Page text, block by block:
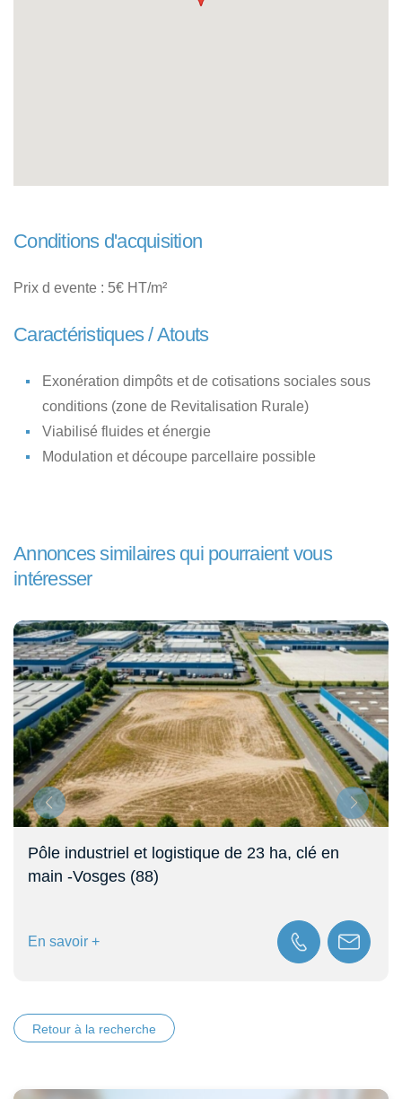
Conditions d'acquisition
Prix d evente : 5€ HT/m²
Caractéristiques / Atouts
Exonération dimpôts et de cotisations sociales sous
conditions (zone de Revitalisation Rurale)
Viabilisé fluides et énergie
Modulation et découpe parcellaire possible
Annonces similaires qui pourraient vous
intéresser
Pôle industriel et logistique de 23 ha, clé en
main -Vosges (88)
En savoir +
Retour à la recherche